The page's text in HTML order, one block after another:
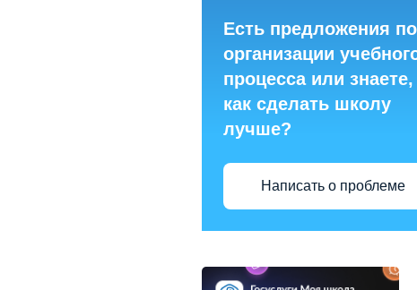
Есть предложения по
организации
процесса или знаете,
как сделать школу
лучше?
Написать о проблеме